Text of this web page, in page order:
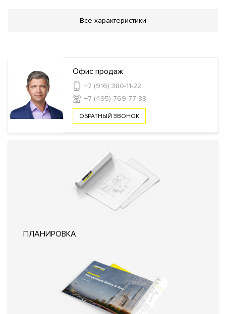
Салон красоты
Безопасность
Закрытый внутренний двор
Технические параметры
Приточно-вытяжная
Индивидуальный тепловой пункт
OTIS (США)
Все характеристики
Офис продаж
+7 (916) 380-11-22
+7 (495) 769-77-88
ОБРАТНЫЙ ЗВОНОК
ПЛАНИРОВКА